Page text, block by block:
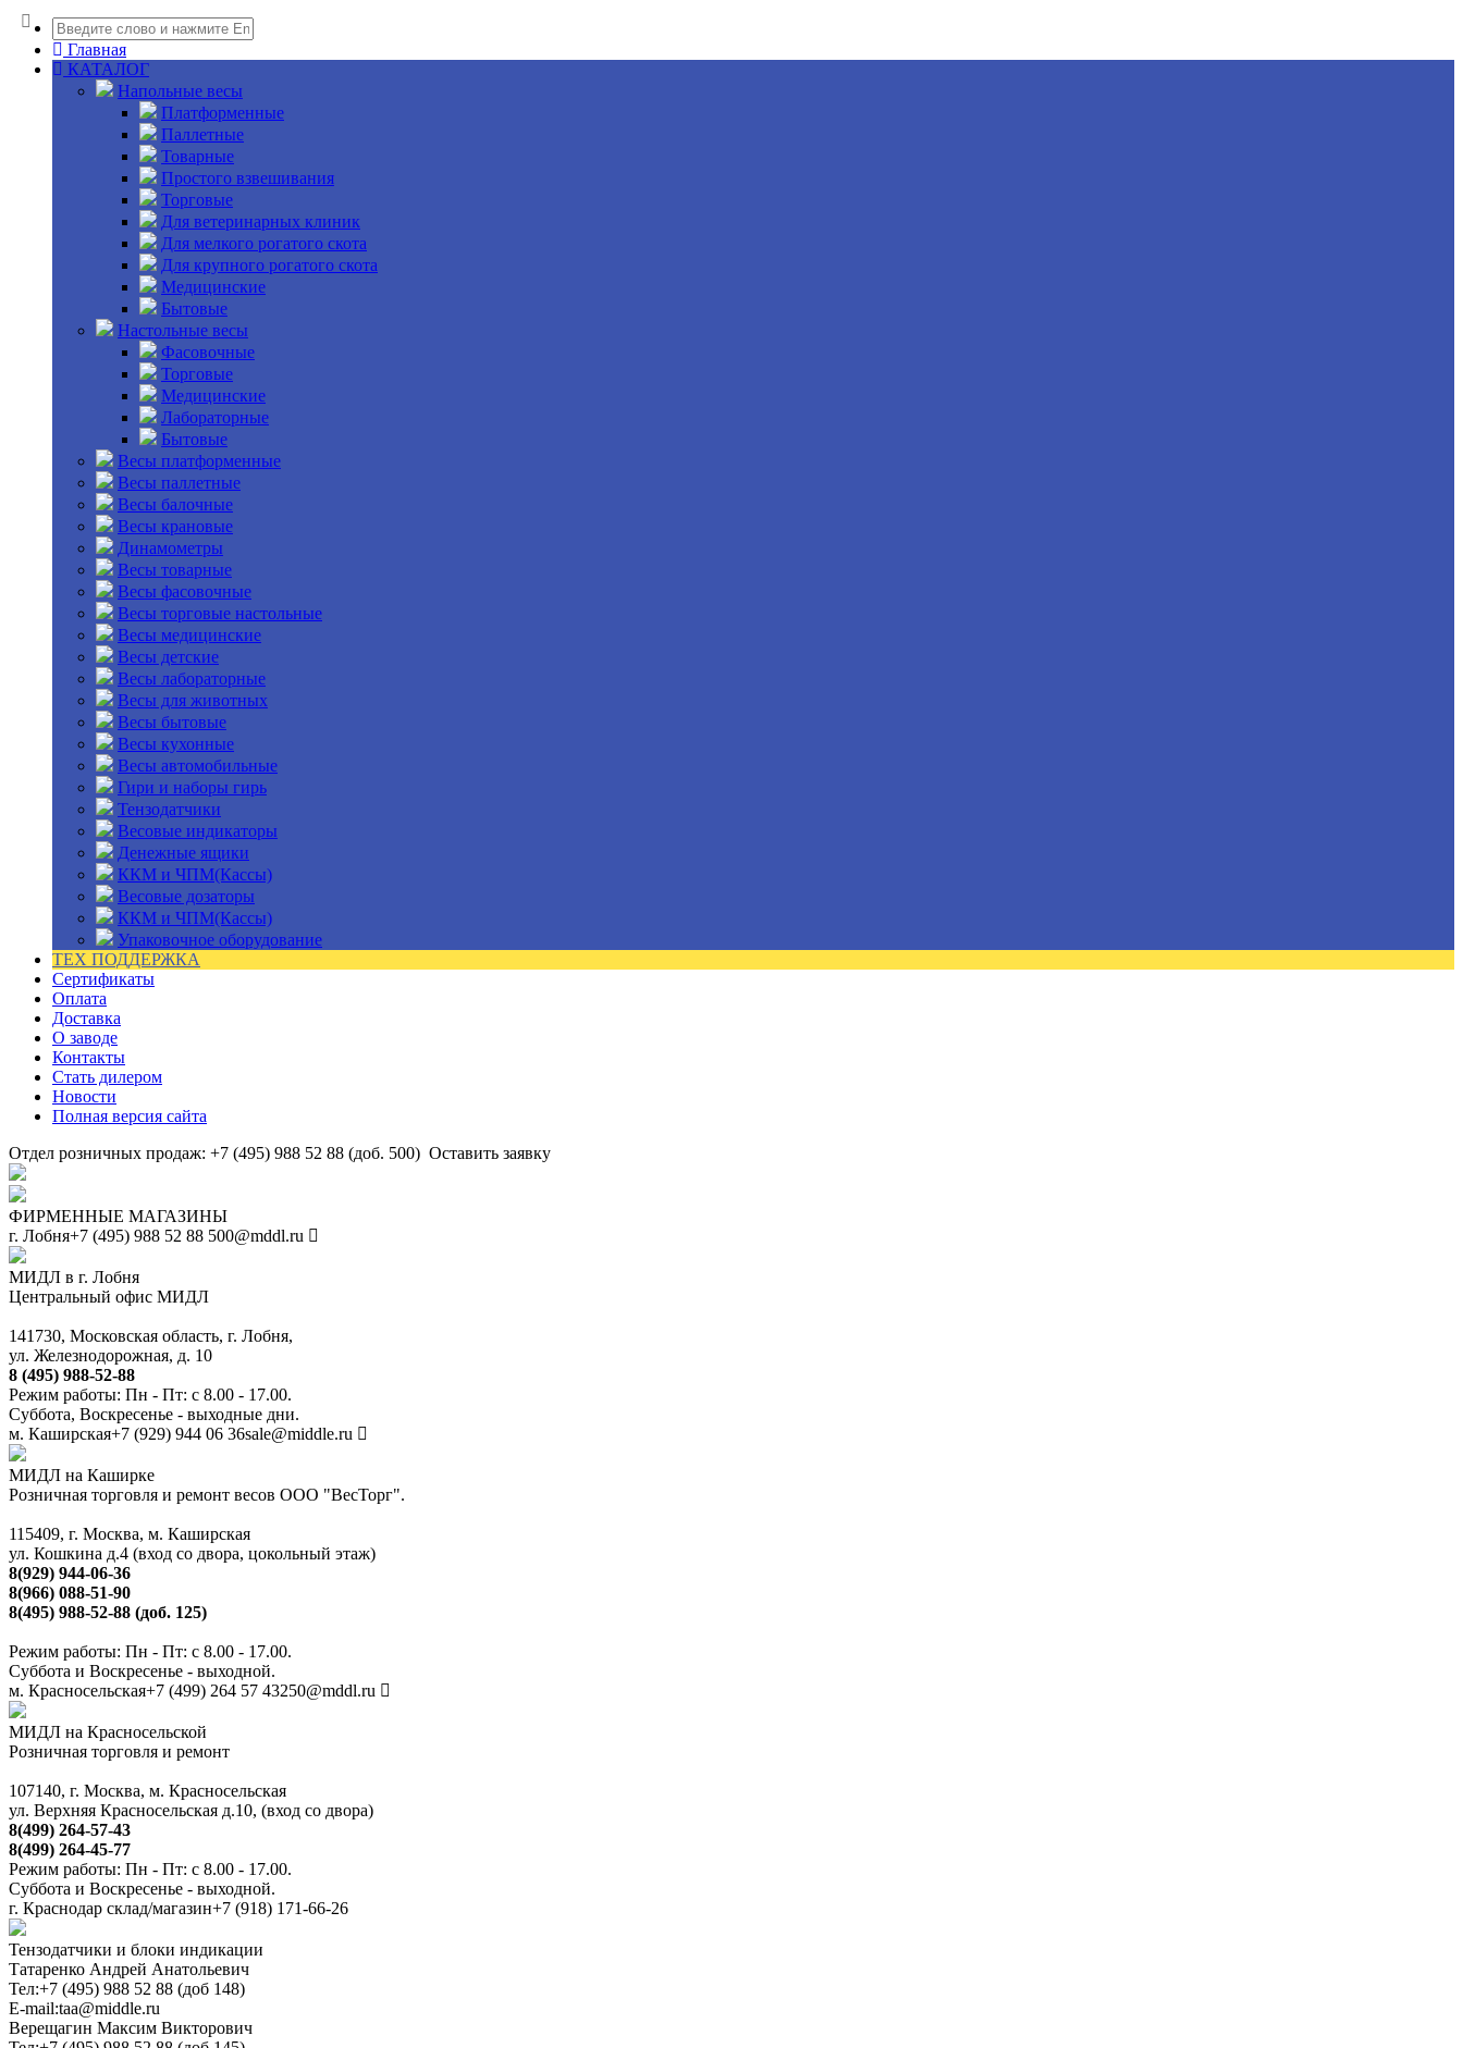
Главная
КАТАЛОГ
Напольные весы
Платформенные
Паллетные
Товарные
Простого взвешивания
Торговые
Для ветеринарных клиник
Для мелкого рогатого скота
Для крупного рогатого скота
Медицинские
Бытовые
Настольные весы
Фасовочные
Торговые
Медицинские
Лабораторные
Бытовые
Весы платформенные
Весы паллетные
Весы балочные
Весы крановые
Динамометры
Весы товарные
Весы фасовочные
Весы торговые настольные
Весы медицинские
Весы детские
Весы лабораторные
Весы для животных
Весы бытовые
Весы кухонные
Весы автомобильные
Гири и наборы гирь
Тензодатчики
Весовые индикаторы
Денежные ящики
ККМ и ЧПМ(Кассы)
Весовые дозаторы
ККМ и ЧПМ(Кассы)
Упаковочное оборудование
ТЕХ ПОДДЕРЖКА
Сертификаты
Оплата
Доставка
О заводе
Контакты
Стать дилером
Новости
Полная версия сайта
Отдел розничных продаж: +7 (495) 988 52 88 (доб. 500) Оставить заявку
ФИРМЕННЫЕ МАГАЗИНЫ
г. Лобня+7 (495) 988 52 88 500@mddl.ru
МИДЛ в г. Лобня
Центральный офис МИДЛ
141730, Московская область, г. Лобня,
ул. Железнодорожная, д. 10
8 (495) 988-52-88
Режим работы: Пн - Пт: с 8.00 - 17.00.
Суббота, Воскресенье - выходные дни.
м. Каширская+7 (929) 944 06 36sale@middle.ru
МИДЛ на Каширке
Розничная торговля и ремонт весов ООО "ВесТорг".
115409, г. Москва, м. Каширская
ул. Кошкина д.4 (вход со двора, цокольный этаж)
8(929) 944-06-36
8(966) 088-51-90
8(495) 988-52-88 (доб. 125)
Режим работы: Пн - Пт: с 8.00 - 17.00.
Суббота и Воскресенье - выходной.
м. Красносельская+7 (499) 264 57 43250@mddl.ru
МИДЛ на Красносельской
Розничная торговля и ремонт
107140, г. Москва, м. Красносельская
ул. Верхняя Красносельская д.10, (вход со двора)
8(499) 264-57-43
8(499) 264-45-77
Режим работы: Пн - Пт: с 8.00 - 17.00.
Суббота и Воскресенье - выходной.
г. Краснодар склад/магазин+7 (918) 171-66-26
Тензодатчики и блоки индикации
Татаренко Андрей Анатольевич
Тел:+7 (495) 988 52 88 (доб 148)
E-mail:taa@middle.ru
Верещагин Максим Викторович